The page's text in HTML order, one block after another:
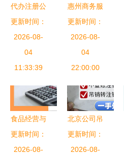
代办注册公
司靠谱吗？
——揭秘商
务代理代办
服务的利与
更新时间：
2026-08-
04
11:33:39
惠州商务服
务 新视野
同城助力本
地高效商务
代办新体验
更新时间：
2026-08-
04
22:00:00
食品经营与
餐饮登记证
件办理指南
更新时间：
2026-08-
北京公司吊
销转注销全
攻略 商务
更新时间：
2026-08-